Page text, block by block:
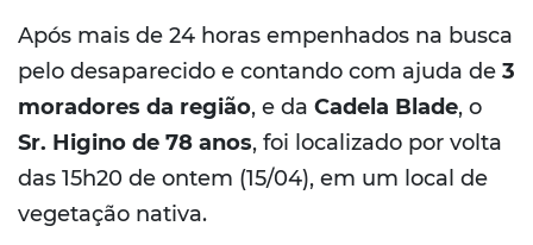
Após mais de 24 horas empenhados na busca
pelo desaparecido e contando com ajuda de 3
moradores da região, e da Cadela Blade, o
Sr. Higino de 78 anos, foi localizado por volta
das 15h20 de ontem (15/04), em um local de
vegetação nativa.